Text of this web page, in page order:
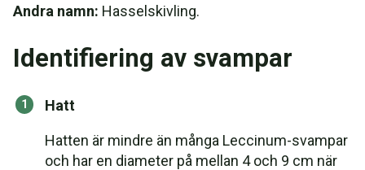
Andra namn: Hasselskivling.
Identifiering av svampar
Hatt
Hatten är mindre än många Leccinum-svampar
och har en diameter på mellan 4 och 9 cm när